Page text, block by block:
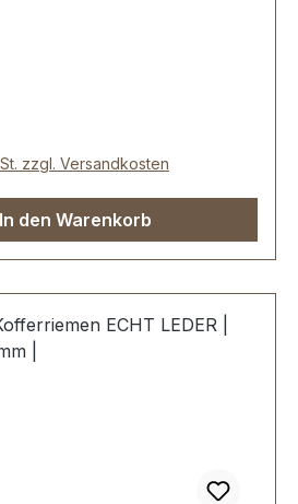
zzgl. Versandkosten
In den Warenkorb